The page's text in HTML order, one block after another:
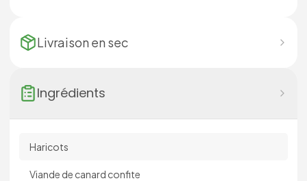
Livraison en sec
Ingrédients
Haricots
Viande de canard confite